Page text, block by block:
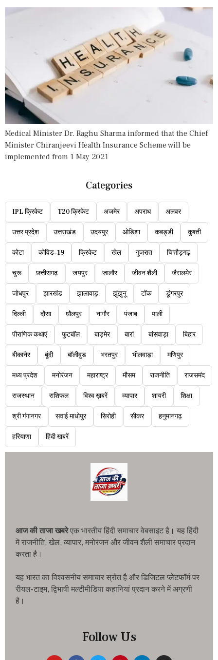
Medical Minister Dr. Raghu Sharma informed that the Chief
Minister Chiranjeevi Health Insurance Scheme will be
implemented from 1 May 2021
Categories
IPL क्रिकेट T20 क्रिकेट अजमेर अपराध अलवर
उत्तर प्रदेश उत्तराखंड उदयपुर ओडिशा कबड्डी कुश्ती
कोटा कोविड-19 क्रिकेट खेल गुजरात चित्तौड़गढ़
चुरू छत्तीसगढ़ जयपुर जालौर जीवन शैली जैसलमेर
जोधपुर झारखंड झालावाड़ झुंझुनू टोंक डूंगरपुर
दिल्ली दौसा धौलपुर नागौर पंजाब पाली
पौराणिक कथाएं फुटबॉल बाड़मेर बारां बांसवाड़ा बिहार
बीकानेर बूंदी बॉलीवुड भरतपुर भीलवाड़ा मणिपुर
मध्य प्रदेश मनोरंजन महाराष्ट्र मौसम राजनीति राजसमंद
राजस्थान राशिफल विश्व ख़बरें व्यापार शायरी शिक्षा
श्री गंगानगर सवाई माधोपुर सिरोही सीकर हनुमानगढ़
हरियाणा हिंदी खबरें
आज की ताजा खबरेएक भारतीय हिंदी समाचार वेबसाइट है। यह हिंदी
में राजनीति, खेल, व्यापार, मनोरंजन और जीवन शैली समाचार प्रदान
करता है।
यह भारत का विश्वसनीय समाचार स्रोत है और डिजिटल प्लेटफॉर्म पर
रीयल-टाइम, द्विभाषी मल्टीमीडिया कहानियां प्रदान करने में अग्रणी
है।
Follow Us